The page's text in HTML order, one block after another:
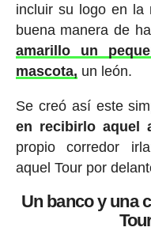
incluir su logo en la
buena manera de
amarillo un
mascota, un león.
Se creó así este
en recibirlo aquel
propio corredor
aquel Tour por
Un banco y una